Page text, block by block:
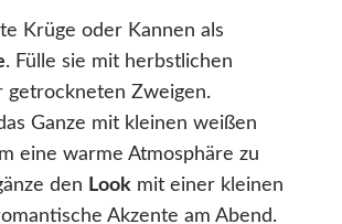
Krüge oder Kannen als
. Fülle sie mit herbstlichen
getrockneten Zweigen.
Ganze mit kleinen weißen
eine warme Atmosphäre zu
den Look mit einer kleinen
Akzente am Abend.